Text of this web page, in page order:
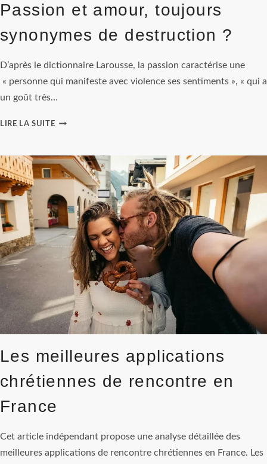
Passion et amour, toujours
synonymes de destruction ?
D’après le dictionnaire Larousse, la passion caractérise une
« personne qui manifeste avec violence ses sentiments », « qui a
un goût très…
LIRE LA SUITEPASSION
TOUJOURS
SYNONYMES
DESTRUCTION
?
Les meilleures applications
chrétiennes de rencontre en
France
Cet article indépendant propose une analyse détaillée des
meilleures applications de rencontre chrétiennes en France. Les